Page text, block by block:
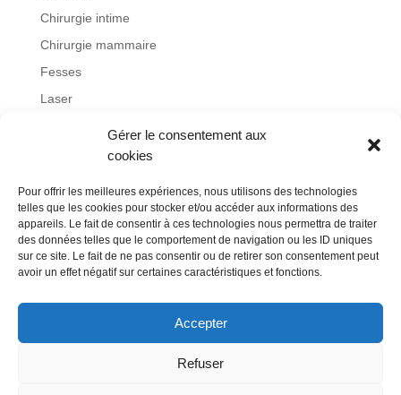
Gérer le consentement aux
cookies
Pour offrir les meilleures expériences, nous utilisons des technologies
telles que les cookies pour stocker et/ou accéder aux informations des
appareils. Le fait de consentir à ces technologies nous permettra de traiter
des données telles que le comportement de navigation ou les ID uniques
sur ce site. Le fait de ne pas consentir ou de retirer son consentement peut
avoir un effet négatif sur certaines caractéristiques et fonctions.
Accepter
Refuser
Chirurgie intime
Chirurgie mammaire
Fesses
Laser
otoplastie
Remboursement
Rhinoplastie
Mentions légales